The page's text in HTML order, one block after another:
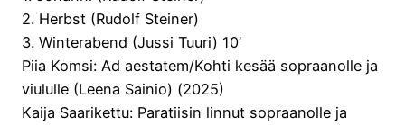
2. Herbst (Rudolf Steiner)
3. Winterabend (Jussi Tuuri) 10’
Piia Komsi: Ad aestatem/Kohti kesää sopraanolle ja
viululle (Leena Sainio) (2025)
Kaija Saarikettu: Paratiisin linnut sopraanolle ja